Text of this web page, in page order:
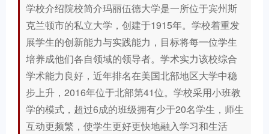
学校介绍院校简介玛丽伍德大学是一所位于宾州斯
克兰顿市的私立大学，创建于1915年。学校着重发
展学生的创新能力与实践能力，目标将每一位学生
培养成他们各自领域的领导者。学术实力该校综合
学术能力良好，近年排名在美国北部地区大学中稳
步上升，2016年位于北部第41位。学校采用小班教
学的模式，超过6成的班级拥有少于20名学生，师生
互动更频繁，使学生更好更快地融入学习和生活